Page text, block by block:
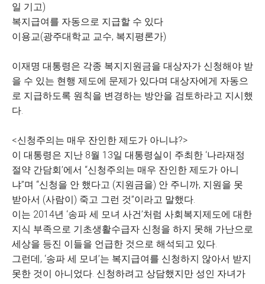
일 기고)
복지급여를 자동으로 지급할 수 있다
이용교(광주대학교 교수, 복지평론가)
이재명 대통령은 각종 복지지원금을 대상자가 신청해야 받
을 수 있는 현행 제도에 문제가 있다며 대상자에게 자동으
로 지급하도록 원칙을 변경하는 방안을 검토하라고 지시했
다.
<신청주의는 매우 잔인한 제도가 아니냐?>
이 대통령은 지난 8월 13일 대통령실이 주최한 ‘나라재정
절약 간담회’에서 “신청주의는 매우 잔인한 제도가 아니
냐”며 “신청을 안 했다고 (지원금을) 안 주니까, 지원을 못
받아서 (사람이) 죽고 그런 것”이라고 말했다.
이는 2014년 ‘송파 세 모녀 사건’처럼 사회복지제도에 대한
지식 부족으로 기초생활수급자 신청을 하지 못해 가난으로
세상을 등진 이들을 언급한 것으로 해석되고 있다.
그런데, ‘송파 세 모녀’는 복지급여를 신청하지 않아서 받지
못한 것이 아니었다. 신청하려고 상담했지만 성인 자녀가